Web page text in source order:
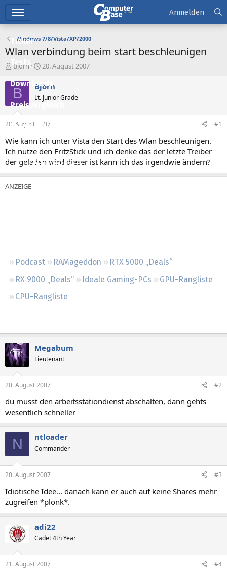
Ticker
Tests
Downloads
Preisvergleich
Forum
Aktuelles
Empfohlene Inhalte
Neueste Aktivitäten
Podcast RAMageddon
RTX 5000 „Deals“
RX 9000 „Deals“
Ideale Gaming-PCs
GPU-Rangliste
CPU-Rangliste
Anmelden
Windows 7/8/Vista/XP/2000
Wlan verbindung beim start beschleunigen
E
s
e
e
r
Björn
E
s
e
l
t
a
m
20. August 2007
B Björn
Lt. Junior Grade
20. August 2007 #1
Wie kann ich unter Vista den Start des Wlan beschleunigen.
Ich nutze den FritzStick und ich denke das der letzte Treiber
der geladen wird dieser ist kann ich das irgendwie ändern?
Megabum
Lieutenant
20. August 2007 #2
du musst den arbeitsstationdienst abschalten, dann gehts
wesentlich schneller
N ntloader
Commander
20. August 2007 #3
Idiotische Idee... danach kann er auch auf keine Shares mehr
zugreifen *plonk*.
adi22
Cadet 4th Year
21. August 2007 #4